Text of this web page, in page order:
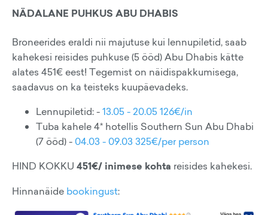
NÄDALANE PUHKUS ABU DHABIS
Broneerides eraldi nii majutuse kui lennupiletid, saab
kahekesi reisides puhkuse (5 ööd) Abu Dhabis kätte
alates 451€ eest! Tegemist on näidispakkumisega,
saadavus on ka teisteks kuupäevadeks.
Lennupiletid: -13.05 - 20.05 126€/in
Tuba kahele 4* hotellis Southern Sun Abu Dhabi
(7 ööd) -04.03 - 09.03 325€/per person
HIND KOKKU 451€/ inimese kohta reisides kahekesi.
Hinnanäide bookingust: